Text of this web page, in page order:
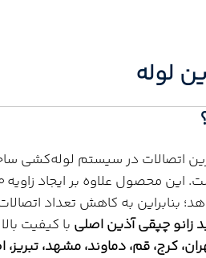
اتصالات در سیستم لوله‌کشی
علاوه بر ایجاد زاویه ۹۰ درجه، هم‌زمان عمل
بنابراین به کاهش تعداد
زانو چپقی آذین اصلی با کیفیت
کرج، قم، دماوند، مشهد، تبریز،